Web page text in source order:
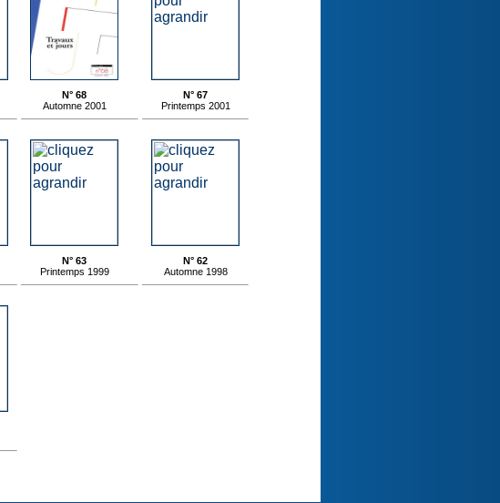
N° 68
Automne 2001
N° 67
Printemps 2001
N° 63
Printemps 1999
N° 62
Automne 1998